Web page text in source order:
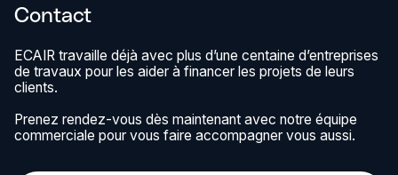
Contact
ECAIR travaille déjà avec plus d’une centaine d’entreprises
de travaux pour les aider à financer les projets de leurs
clients.
Prenez rendez-vous dès maintenant avec notre équipe
commerciale pour vous faire accompagner vous aussi.